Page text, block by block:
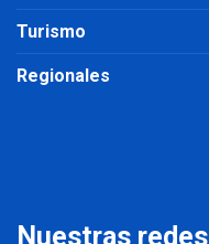
Turismo
Regionales
Nuestras redes